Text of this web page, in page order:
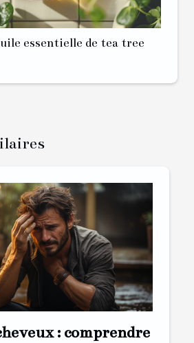
essentielle de tea tree
: comprendre